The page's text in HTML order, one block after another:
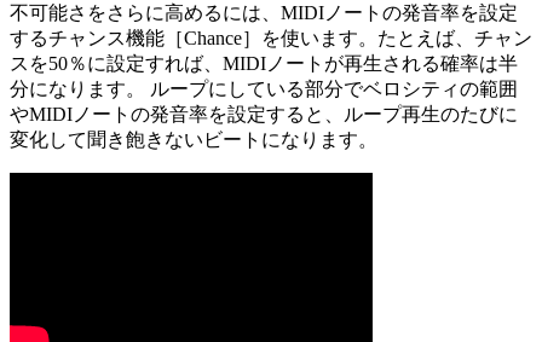
不可能さをさらに高めるには、MIDIノートの発音率を設定
するチャンス機能［Chance］を使います。たとえば、チャン
スを50％に設定すれば、MIDIノートが再生される確率は半
分になります。 ループにしている部分でベロシティの範囲
やMIDIノートの発音率を設定すると、ループ再生のたびに
変化して聞き飽きないビートになります。